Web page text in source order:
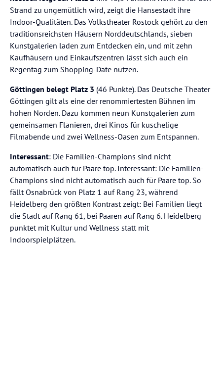
Strand zu ungemütlich wird, zeigt die Hansestadt ihre
Indoor-Qualitäten. Das Volkstheater Rostock gehört zu den
traditionsreichsten Häusern Norddeutschlands, sieben
Kunstgalerien laden zum Entdecken ein, und mit zehn
Kaufhäusern und Einkaufszentren lässt sich auch ein
Regentag zum Shopping-Date nutzen.
Göttingen belegt Platz 3 (46 Punkte). Das Deutsche Theater
Göttingen gilt als eine der renommiertesten Bühnen im
hohen Norden. Dazu kommen neun Kunstgalerien zum
gemeinsamen Flanieren, drei Kinos für kuschelige
Filmabende und zwei Wellness-Oasen zum Entspannen.
Interessant: Die Familien-Champions sind nicht
automatisch auch für Paare top. Interessant: Die Familien-
Champions sind nicht automatisch auch für Paare top. So
fällt Osnabrück von Platz 1 auf Rang 23, während
Heidelberg den größten Kontrast zeigt: Bei Familien liegt
die Stadt auf Rang 61, bei Paaren auf Rang 6. Heidelberg
punktet mit Kultur und Wellness statt mit
Indoorspielplätzen.